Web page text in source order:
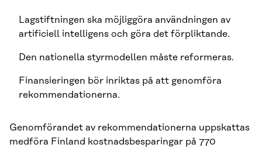
Lagstiftningen ska möjliggöra användningen av
artificiell intelligens och göra det förpliktande.
Den nationella styrmodellen måste reformeras.
Finansieringen bör inriktas på att genomföra
rekommendationerna.
Genomförandet av rekommendationerna uppskattas
medföra Finland kostnadsbesparingar på 770